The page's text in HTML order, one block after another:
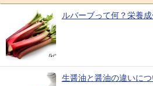
ルバーブって何？栄養
生醤油と醤油の違いにつ